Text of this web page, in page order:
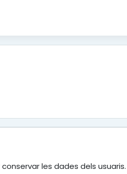
les dades dels